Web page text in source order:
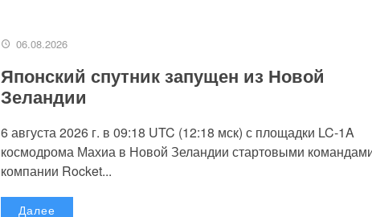
06.08.2026
Японский спутник запущен из Новой
Зеландии
6 августа 2026 г. в 09:18 UTC (12:18 мск) с площадки LC-1A
космодрома Махиа в Новой Зеландии стартовыми
компании Rocket...
Далее